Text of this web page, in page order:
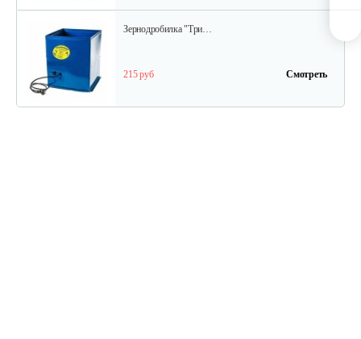
Зернодробилка "Три…
215 руб Смотреть